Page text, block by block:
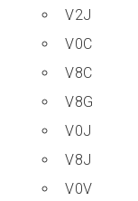
V2J
V0C
V8C
V8G
V0J
V8J
V0V